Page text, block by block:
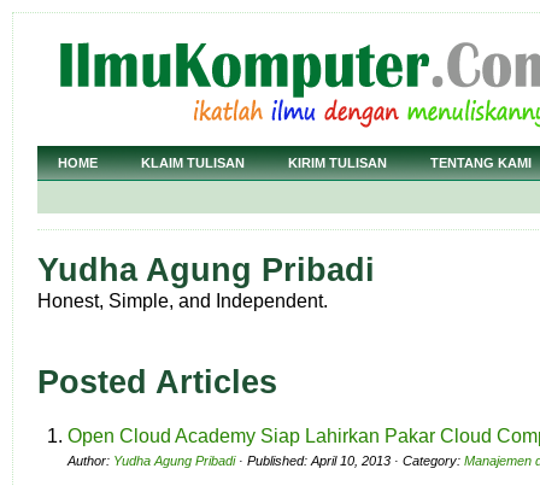
HOME KLAIM TULISAN KIRIM TULISAN TENTANG KAMI
Yudha Agung Pribadi
Honest, Simple, and Independent.
Posted Articles
Open Cloud Academy Siap Lahirkan Pakar Cloud
Author: Yudha Agung Pribadi· Published: April 10, 2013 · Category: Manajemen